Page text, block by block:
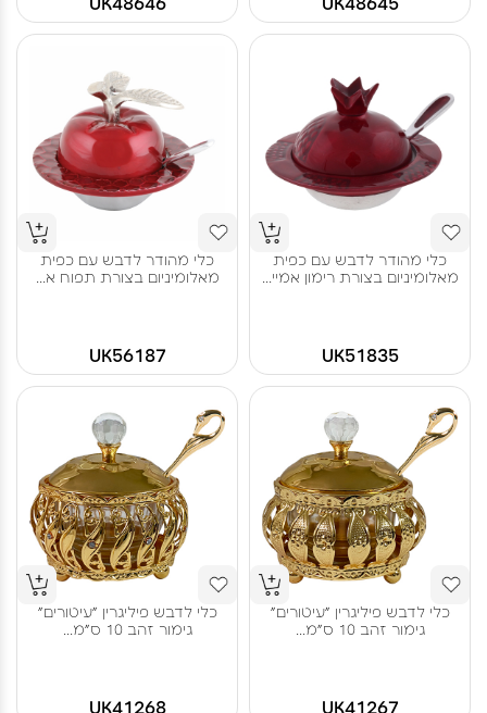
כלי מהודר לדבש עם כפית
מאלומיניום בצורת רימון אמיי...
UK51835
כלי מהודר לדבש עם כפית
מאלומיניום בצורת תפוח א...
UK56187
כלי לדבש פיליגרין "עיטורים"
גימור זהב 10 ס"מ...
UK41267
כלי לדבש פיליגרין "עיטורים"
גימור זהב 10 ס"מ...
UK41268